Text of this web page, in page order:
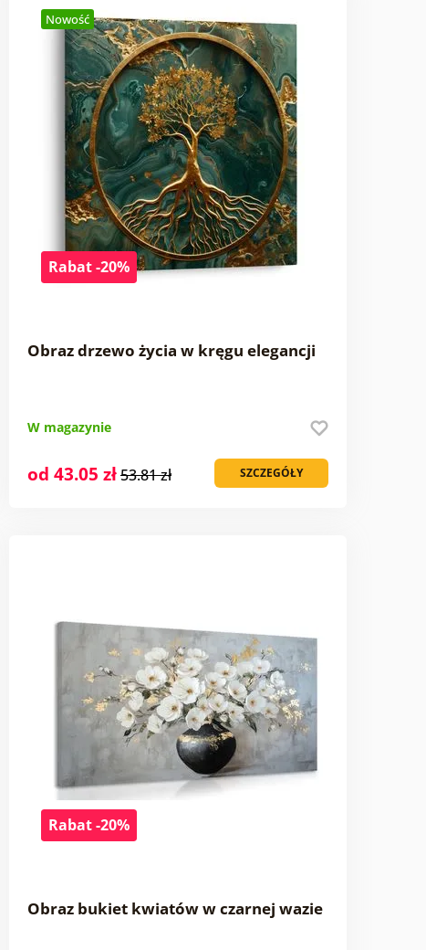
Nowość
Rabat -20%
Obraz drzewo życia w kręgu elegancji
W magazynie
SZCZEGÓŁY
od 43.05 zł53.81 zł
Rabat -20%
Obraz bukiet kwiatów w czarnej wazie